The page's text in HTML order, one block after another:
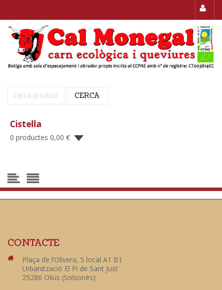
Cerca: CERCA
Cistella
0 productes 0,00 €
CONTACTE
Plaça de l’Olivera, 5 local A1 B1
Urbanització El Pi de Sant Just
25286 Olius (Solsonès)